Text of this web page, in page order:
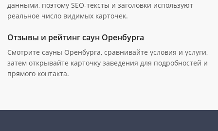
данными, поэтому SEO-тексты и заголовки используют
реальное число видимых карточек.
Отзывы и рейтинг саун Оренбурга
Смотрите сауны Оренбурга, сравнивайте условия и услуги,
затем открывайте карточку заведения для подробностей и
прямого контакта.